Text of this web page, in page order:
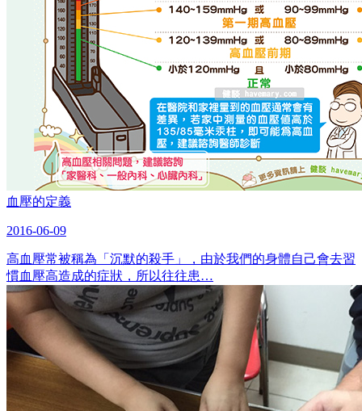
血壓的定義
2016-06-09
高血壓常被稱為「沉默的殺手」，由於我們的身體自己會去習
慣血壓高造成的症狀，所以往往患…